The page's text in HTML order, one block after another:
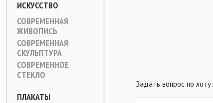
ИСКУССТВО
СОВРЕМЕННАЯ
ЖИВОПИСЬ
СОВРЕМЕННАЯ
СКУЛЬПТУРА
СОВРЕМЕННОЕ
СТЕКЛО
ПЛАКАТЫ
Задать вопрос по лоту: